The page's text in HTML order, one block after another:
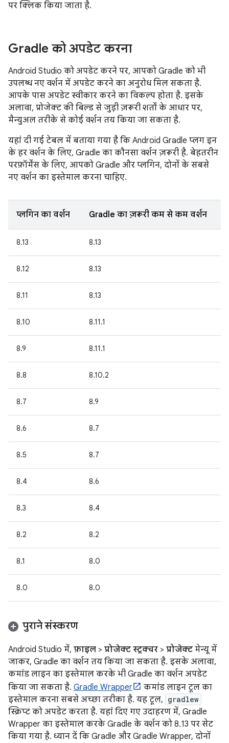
पर क्लिक किया जाता है.
Gradle को अपडेट करना
Android Studio को अपडेट करने पर, आपको Gradle को भी
उपलब्ध नए वर्शन में अपडेट करने का अनुरोध मिल सकता है.
आपके पास अपडेट स्वीकार करने का विकल्प होता है. इसके
अलावा, प्रोजेक्ट की बिल्ड से जुड़ी ज़रूरी शर्तों के आधार पर,
मैन्युअल तरीके से कोई वर्शन तय किया जा सकता है.
यहां दी गई टेबल में बताया गया है कि Android Gradle प्लग इन
के हर वर्शन के लिए, Gradle का कौनसा वर्शन ज़रूरी है. बेहतरीन
परफ़ॉर्मेंस के लिए, आपको Gradle और प्लगिन, दोनों के सबसे
नए वर्शन का इस्तेमाल करना चाहिए.
प्लगिन का वर्शन Gradle का ज़रूरी कम से कम वर्शन
8.13 8.13
8.12 8.13
8.11 8.13
8.10 8.11.1
8.9 8.11.1
8.8 8.10.2
8.7 8.9
8.6 8.7
8.5 8.7
8.4 8.6
8.3 8.4
8.2 8.2
8.1 8.0
8.0 8.0
पुराने संस्करण
Android Studio में, फ़ाइल > प्रोजेक्ट स्ट्रक्चर > प्रोजेक्ट मेन्यू में
जाकर, Gradle का वर्शन तय किया जा सकता है. इसके अलावा,
कमांड लाइन का इस्तेमाल करके भी Gradle का वर्शन अपडेट
किया जा सकता है. Gradle Wrapper
कमांड लाइन टूल का
इस्तेमाल करना सबसे अच्छा तरीका है. यह टूल, gradlew
स्क्रिप्ट को अपडेट करता है. यहां दिए गए उदाहरण में, Gradle
Wrapper का इस्तेमाल करके Gradle के वर्शन को 8.13 पर सेट
किया गया है. ध्यान दें कि Gradle और Gradle Wrapper, दोनों